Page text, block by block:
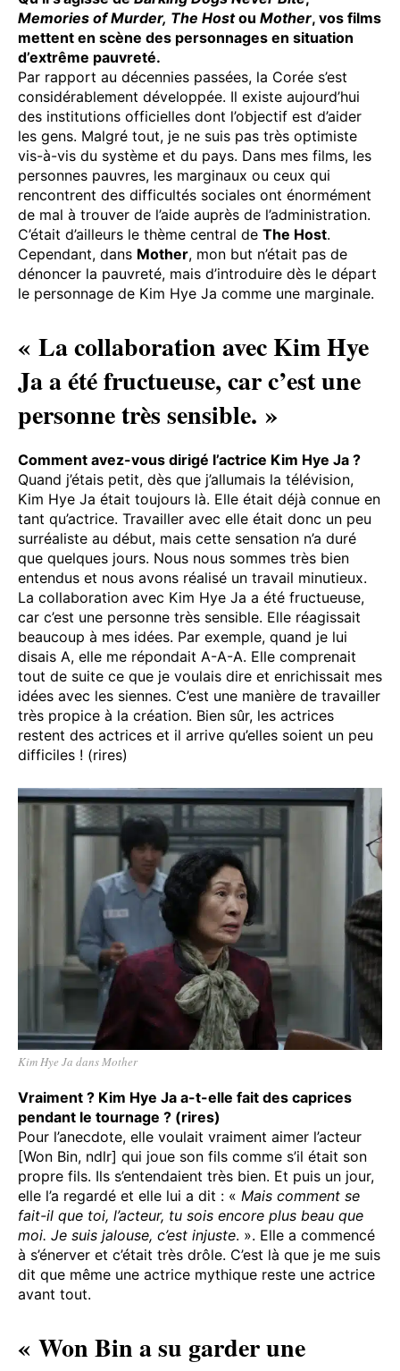
Memories of Murder, The Hostou Mother, vos films
mettent en scène des personnages en situation
d’extrême pauvreté.
Par rapport au décennies passées, la Corée s’est
considérablement développée. Il existe aujourd’hui
des institutions officielles dont l’objectif est d’aider
les gens. Malgré tout, je ne suis pas très optimiste
vis-à-vis du système et du pays. Dans mes films, les
personnes pauvres, les marginaux ou ceux qui
rencontrent des difficultés sociales ont énormément
de mal à trouver de l’aide auprès de l’administration.
C’était d’ailleurs le thème central de The Host.
Cependant, dans Mother, mon but n’était pas de
dénoncer la pauvreté, mais d’introduire dès le départ
le personnage de Kim Hye Ja comme une marginale.
« La collaboration avec Kim Hye
Ja a été fructueuse, car c’est une
personne très sensible. »
Comment avez-vous dirigé l’actrice Kim Hye Ja ?
Quand j’étais petit, dès que j’allumais la télévision,
Kim Hye Ja était toujours là. Elle était déjà connue en
tant qu’actrice. Travailler avec elle était donc un peu
surréaliste au début, mais cette sensation n’a duré
que quelques jours. Nous nous sommes très bien
entendus et nous avons réalisé un travail minutieux.
La collaboration avec Kim Hye Ja a été fructueuse,
car c’est une personne très sensible. Elle réagissait
beaucoup à mes idées. Par exemple, quand je lui
disais A, elle me répondait A-A-A. Elle comprenait
tout de suite ce que je voulais dire et enrichissait mes
idées avec les siennes. C’est une manière de travailler
très propice à la création. Bien sûr, les actrices
restent des actrices et il arrive qu’elles soient un peu
difficiles ! (rires)
Kim Hye Ja dans Mother
Vraiment ? Kim Hye Ja a-t-elle fait des caprices
pendant le tournage ? (rires)
Pour l’anecdote, elle voulait vraiment aimer l’acteur
[Won Bin, ndlr] qui joue son fils comme s’il était son
propre fils. Ils s’entendaient très bien. Et puis un jour,
elle l’a regardé et elle lui a dit : « Mais comment se
fait-il que toi, l’acteur, tu sois encore plus beau que
moi. Je suis jalouse, c’est injuste. ». Elle a commencé
à s’énerver et c’était très drôle. C’est là que je me suis
dit que même une actrice mythique reste une actrice
avant tout.
« Won Bin a su garder une